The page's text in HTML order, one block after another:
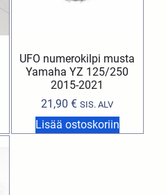
UFO numerokilpi musta
Yamaha YZ 125/250
2015-2021
21,90€ SIS. ALV
Lisää ostoskoriin